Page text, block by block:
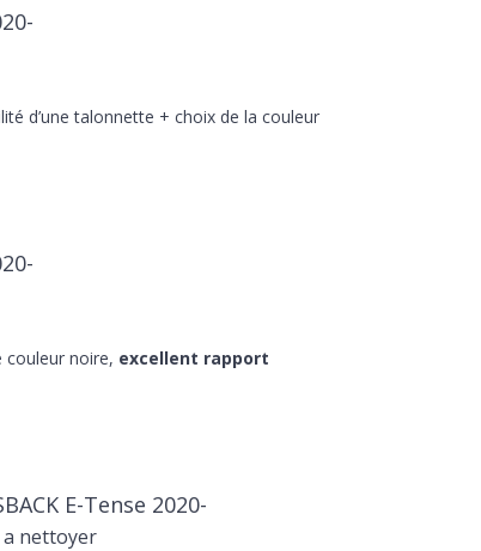
d’une talonnette + choix de la couleur
couleur noire, excellent rapport
E-Tense 2020-
nettoyer